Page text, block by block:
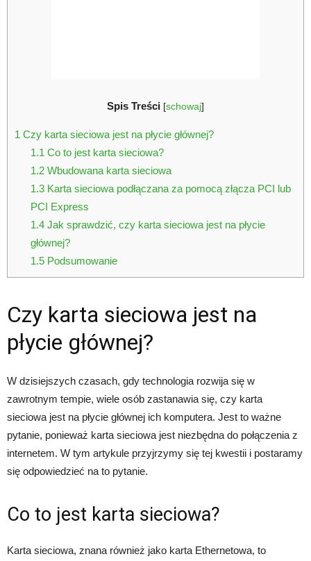
Spis Treści [schowaj]
1 Czy karta sieciowa jest na płycie głównej?
1.1 Co to jest karta sieciowa?
1.2Wbudowana karta sieciowa
1.3Karta sieciowa podłączana za pomocą złącza PCI lub
PCI Express
1.4Jak sprawdzić, czy karta sieciowa jest na płycie
głównej?
1.5Podsumowanie
Czy karta sieciowa jest na
płycie głównej?
W dzisiejszych czasach, gdy technologia rozwija się w
zawrotnym tempie, wiele osób zastanawia się, czy karta
sieciowa jest na płycie głównej ich komputera. Jest to ważne
pytanie, ponieważ karta sieciowa jest niezbędna do połączenia z
internetem. W tym artykule przyjrzymy się tej kwestii i postaramy
się odpowiedzieć na to pytanie.
Co to jest karta sieciowa?
Karta sieciowa, znana również jako karta Ethernetowa, to